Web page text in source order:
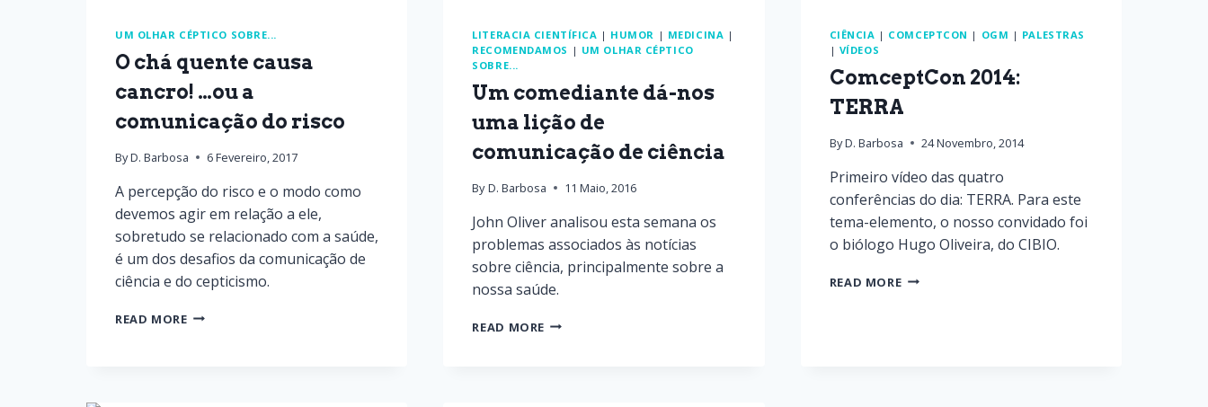
UM OLHAR CÉPTICO SOBRE...
O chá quente causa
cancro! …ou a
comunicação do risco
ByD. Barbosa 6 Fevereiro, 2017
A percepção do risco e o modo como
devemos agir em relação a ele,
sobretudo se relacionado com a saúde,
é um dos desafios da comunicação de
ciência e do cepticismo.
READ MORE
LITERACIA CIENTÍFICA | HUMOR | MEDICINA |
RECOMENDAMOS | UM OLHAR CÉPTICO
SOBRE...
Um comediante dá-nos
uma lição de
comunicação de ciência
By D. Barbosa 11 Maio, 2016
John Oliver analisou esta semana os
problemas associados às notícias
sobre ciência, principalmente sobre a
nossa saúde.
READ MORE
CIÊNCIA | COMCEPTCON | OGM | PALESTRAS
| VÍDEOS
ComceptCon 2014:
TERRA
ByD. Barbosa 24 Novembro, 2014
Primeiro vídeo das quatro
conferências do dia: TERRA. Para este
tema-elemento, o nosso convidado foi
o biólogo Hugo Oliveira, do CIBIO.
READ MORE